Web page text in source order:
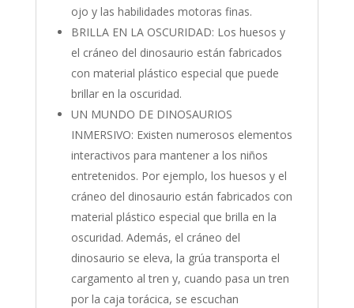
ojo y las habilidades motoras finas.
BRILLA EN LA OSCURIDAD: Los huesos y
el cráneo del dinosaurio están fabricados
con material plástico especial que puede
brillar en la oscuridad.
UN MUNDO DE DINOSAURIOS
INMERSIVO: Existen numerosos elementos
interactivos para mantener a los niños
entretenidos. Por ejemplo, los huesos y el
cráneo del dinosaurio están fabricados con
material plástico especial que brilla en la
oscuridad. Además, el cráneo del
dinosaurio se eleva, la grúa transporta el
cargamento al tren y, cuando pasa un tren
por la caja torácica, se escuchan